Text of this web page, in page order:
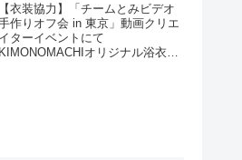
【衣装協力】「チームとみビデオ
作りオフ会 in 東京」動画クリエ
イターイベントにて
KIMONOMACHIオリジナル浴衣を